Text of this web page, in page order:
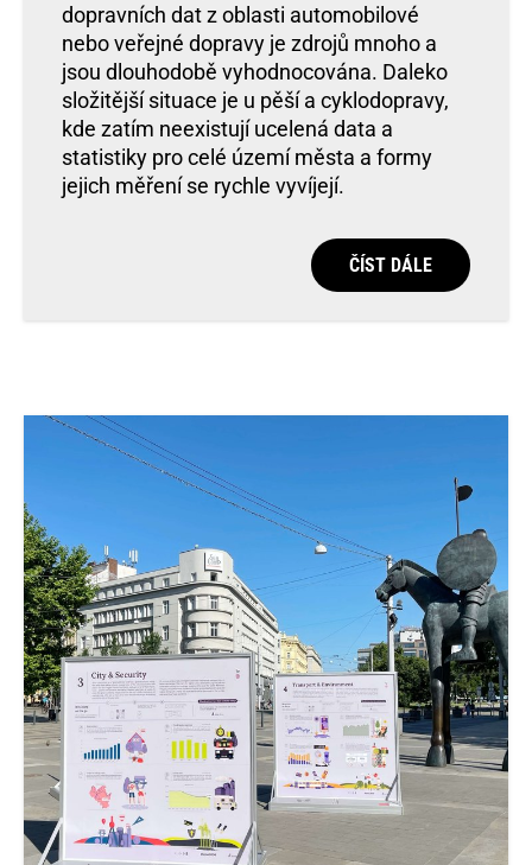
dopravních dat z oblasti automobilové
nebo veřejné dopravy je zdrojů mnoho a
jsou dlouhodobě vyhodnocována. Daleko
složitější situace je u pěší a cyklodopravy,
kde zatím neexistují ucelená data a
statistiky pro celé území města a formy
jejich měření se rychle vyvíjejí.
ČÍST DÁLE